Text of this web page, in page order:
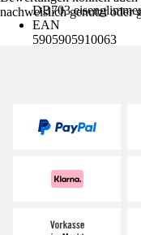
DB703 eisenglimmer
EAN
5905905910063
nachweislich genutzt oder